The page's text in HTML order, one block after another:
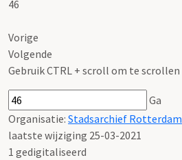
46
Vorige
Volgende
Gebruik CTRL + scroll om te scrollen
Ga
Organisatie: Stadsarchief Rotterdam
laatste wijziging 25-03-2021
1 gedigitaliseerd